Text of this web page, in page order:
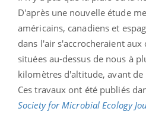
D'après une nouvelle étude
américains, canadiens et
dans l'air s'accrocheraient aux
situées au-dessus de nous à
kilomètres d'altitude, avant
Ces travaux ont été publiés
Society for Microbial Ecology